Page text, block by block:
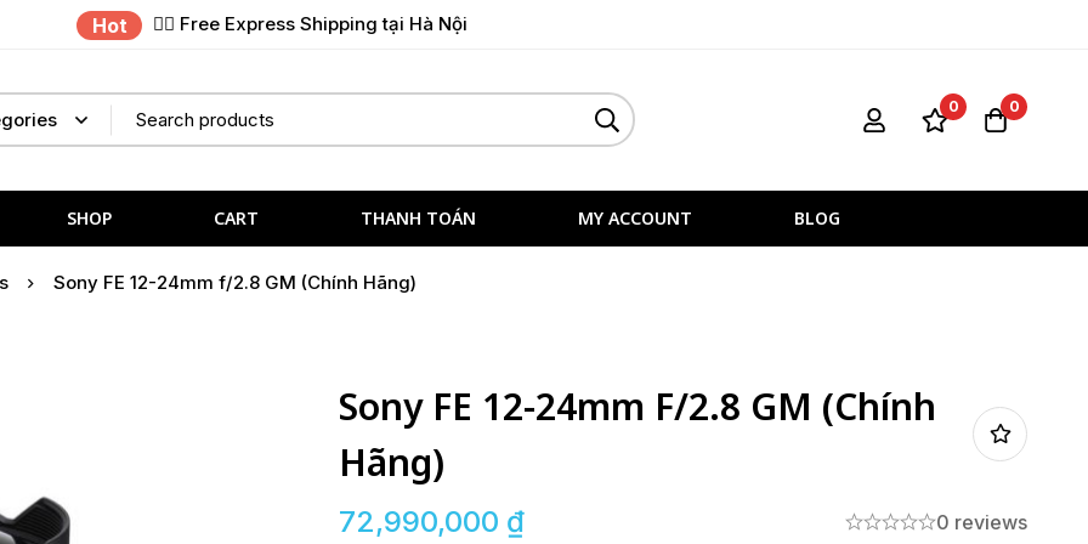
Hot ✌🏼 Free Express Shipping tại Hà Nội
0 0
SHOP CART THANH TOÁN MY ACCOUNT BLOG
Sony FE 12-24mm f/2.8 GM (Chính Hãng)
Sony FE 12-24mm F/2.8 GM (Chính
Hãng)
72,990,000 ₫ 0 reviews